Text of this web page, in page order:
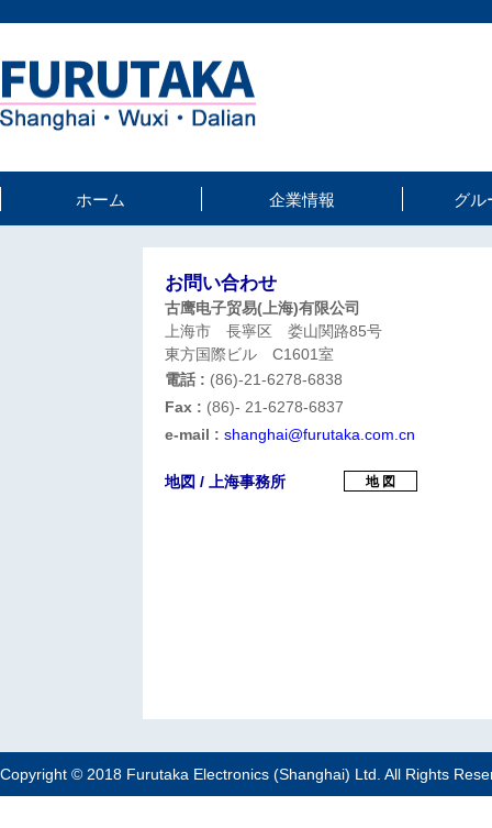
ホーム 企業情報 グル
お問い合わせ
古鹰电子贸易(上海)有限公司
上海市 長寧区 娄山関路85号
東方国際ビル C1601室
電話 : (86)-21-6278-6838
Fax : (86)- 21-6278-6837
e-mail : shanghai@furutaka.com.cn
地図 / 上海事務所 地 図
Copyright © 2018 Furutaka Electronics (Shanghai) Ltd. All Rights